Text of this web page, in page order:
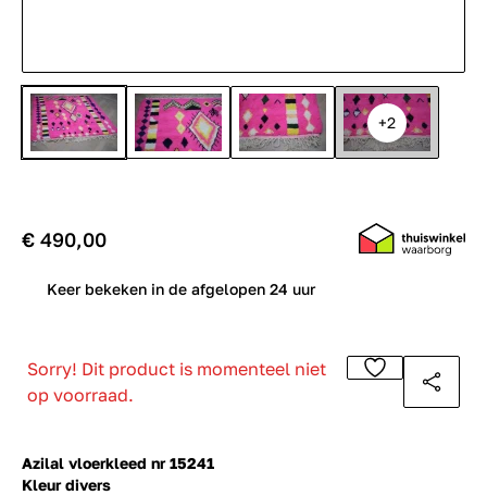
+2
Azilal vloerkleed nr 15241
Kleur divers
€ 490,00
Keer bekeken in de afgelopen 24 uur
Sorry! Dit product is momenteel niet
op voorraad.